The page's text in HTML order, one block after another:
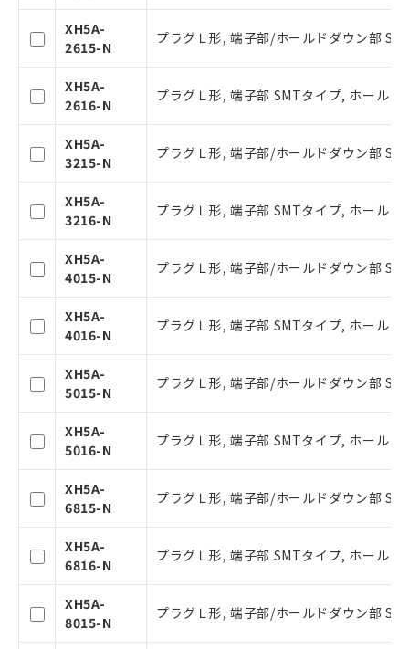
XH5A-
2615-N
プラグＬ形, 端子部/ホールドダウン部
XH5A-
2616-N
プラグＬ形, 端子部 SMTタイプ, ホール
XH5A-
3215-N
プラグＬ形, 端子部/ホールドダウン部
XH5A-
3216-N
プラグＬ形, 端子部 SMTタイプ, ホール
XH5A-
4015-N
プラグＬ形, 端子部/ホールドダウン部
XH5A-
4016-N
プラグＬ形, 端子部 SMTタイプ, ホール
XH5A-
5015-N
プラグＬ形, 端子部/ホールドダウン部
XH5A-
5016-N
プラグＬ形, 端子部 SMTタイプ, ホール
XH5A-
6815-N
プラグＬ形, 端子部/ホールドダウン部
XH5A-
6816-N
プラグＬ形, 端子部 SMTタイプ, ホール
XH5A-
8015-N
プラグＬ形, 端子部/ホールドダウン部
記
号
説明
○ 一定数以上の在庫あり
△
－
在庫なし(最新の在庫状況につ
いては、お客様のお取引先、ま
たはお客様担当のオムロン制御
機器販売店・当社販売員にご確
認ください)
白
情報を公開していない機種
ご利用条件
以下の条件をお読みいただき、同意のうえ
ご利用ください。
本サービスは、当社制御機器事業取扱
商品の当社在庫状況および標準価格(税
当社制御機器事業取扱商品の中には、
本サービスの対象外となる商品もある
在庫状況および標準価格照会結果は、
記載している更新日時点での社内デー
覧された時点での実際の在庫および標
準価格とは異なる場合があることをご
正式な納期状況および標準価格はお客
様のお取引先、またはお客様担当のオ
ご相談ください。
オムロン制御機器販売店や当社販売拠
ください。
在庫状況および標準価格結果を当社の
示しないようお願いします。
マイパーツ機能（部品リスト作成サー
メンバーズにご登録されている必要が
あります。